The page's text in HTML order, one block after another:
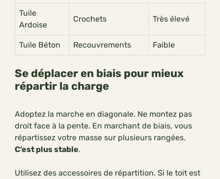
Tuile
Ardoise
Crochets Très élevé
Tuile Béton Recouvrements Faible
Se déplacer en biais pour mieux
répartir la charge
Adoptez la marche en diagonale. Ne montez pas
droit face à la pente. En marchant de biais, vous
répartissez votre masse sur plusieurs rangées.
C’est plus stable.
Utilisez des accessoires de répartition. Si le toit est